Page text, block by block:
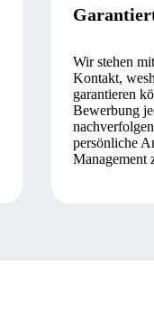
Wir stehen
Kontakt,
garantieren
Bewerbung
persönliche
Management